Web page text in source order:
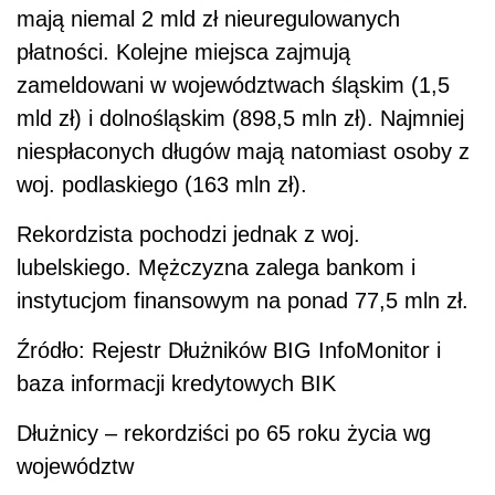
mają niemal 2 mld zł nieuregulowanych
płatności. Kolejne miejsca zajmują
zameldowani w województwach śląskim (1,5
mld zł) i dolnośląskim (898,5 mln zł). Najmniej
niespłaconych długów mają natomiast osoby z
woj. podlaskiego (163 mln zł).
Rekordzista pochodzi jednak z woj.
lubelskiego. Mężczyzna zalega bankom i
instytucjom finansowym na ponad 77,5 mln zł.
Źródło: Rejestr Dłużników BIG InfoMonitor i
baza informacji kredytowych BIK
Dłużnicy – rekordziści po 65 roku życia wg
województw